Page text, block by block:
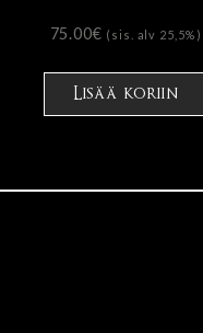
75.00€ (sis. alv 25,5%)
Lisää koriin